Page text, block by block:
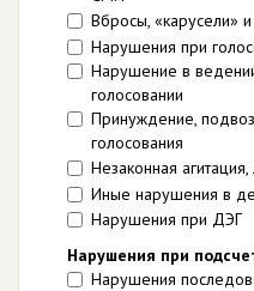
Вбросы, «карусели» и
Нарушения при
Нарушение в ведении
голосовании
Принуждение,
голосования
Незаконная
Иные нарушения в
Нарушения при ДЭГ
Нарушения при
Нарушения